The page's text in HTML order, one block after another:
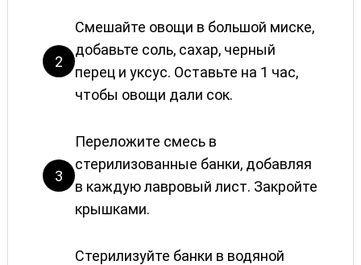
2
Смешайте овощи в большой миске,
добавьте соль, сахар, черный
перец и уксус. Оставьте на 1 час,
чтобы овощи дали сок.
3
Переложите смесь в
стерилизованные банки, добавляя
в каждую лавровый лист. Закройте
крышками.
Стерилизуйте банки в водяной